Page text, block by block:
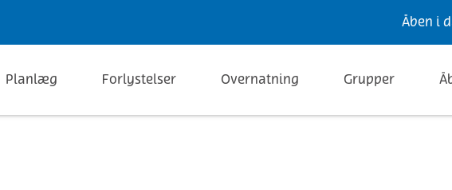
Åben i
Planlæg Forlystelser Overnatning Grupper